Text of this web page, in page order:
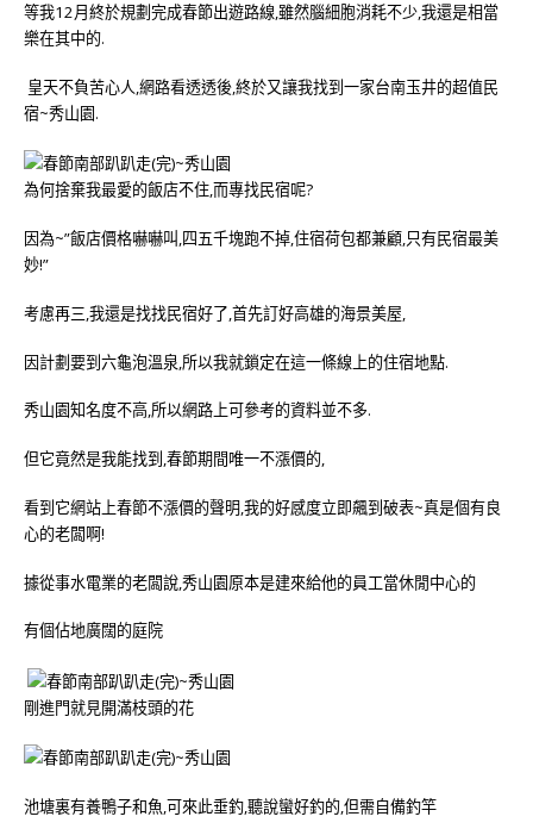
等我12月終於規劃完成春節出遊路線,雖然腦細胞消耗不少,我還是相當
樂在其中的.
皇天不負苦心人,網路看透透後,終於又讓我找到一家台南玉井的超值民
宿~秀山園.
為何捨棄我最愛的飯店不住,而專找民宿呢?
因為~”飯店價格嚇嚇叫,四五千塊跑不掉,住宿荷包都兼顧,只有民宿最美
妙!”
考慮再三,我還是找找民宿好了,首先訂好高雄的海景美屋,
因計劃要到六龜泡溫泉,所以我就鎖定在這一條線上的住宿地點.
秀山園知名度不高,所以網路上可參考的資料並不多.
但它竟然是我能找到,春節期間唯一不漲價的,
看到它網站上春節不漲價的聲明,我的好感度立即飆到破表~真是個有良
心的老闆啊!
據從事水電業的老闆說,秀山園原本是建來給他的員工當休閒中心的
有個佔地廣闊的庭院
剛進門就見開滿枝頭的花
池塘裏有養鴨子和魚,可來此垂釣,聽說蠻好釣的,但需自備釣竿